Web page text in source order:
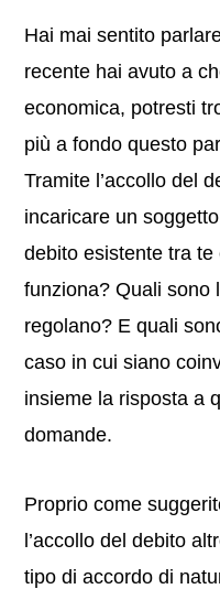
Hai mai sentito
recente hai avuto a
economica, potresti
più a fondo questo
Tramite l’accollo del
incaricare un
debito esistente tra
funziona? Quali sono
regolano? E quali
caso in cui siano
insieme la risposta a
domande.
Proprio come
l’accollo del debito
tipo di accordo di